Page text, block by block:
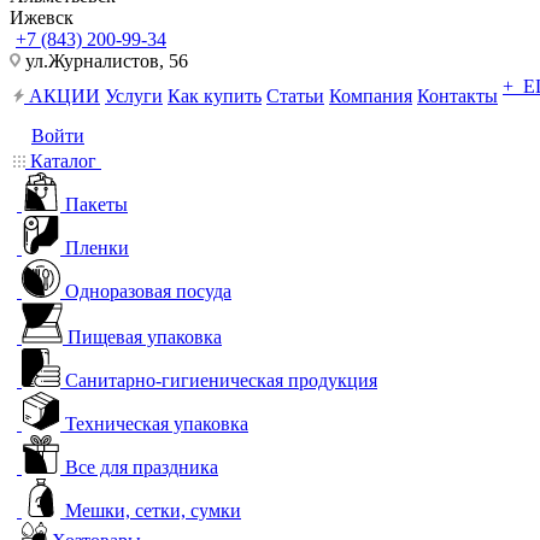
Ижевск
+7 (843) 200-99-34
ул.Журналистов, 56
АКЦИИ Услуги Как купить Статьи Компания Контакты +
Войти
Каталог
Пакеты
Пленки
Одноразовая посуда
Пищевая упаковка
Санитарно-гигиеническая продукция
Техническая упаковка
Все для праздника
Мешки, сетки, сумки